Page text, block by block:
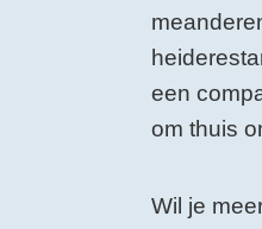
een
om thuis
Wil je